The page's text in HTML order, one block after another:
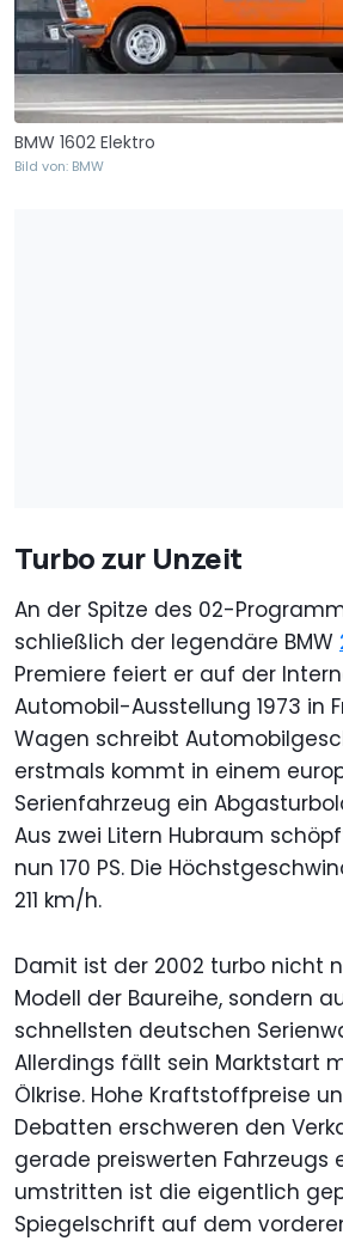
BMW 1602 Elektro
Bild von: BMW
Turbo zur Unzeit
An der Spitze des 02-
schließlich der legendäre BMW
Premiere feiert er auf der
Automobil-Ausstellung 1973 in
Wagen schreibt
erstmals kommt in einem
Serienfahrzeug ein
Aus zwei Litern Hubraum
nun 170 PS. Die
211 km/h.
Damit ist der 2002 turbo nicht
Modell der Baureihe, sondern
schnellsten deutschen
Allerdings fällt sein Marktstart
Ölkrise. Hohe Kraftstoffpreise
Debatten erschweren den
gerade preiswerten Fahrzeugs
umstritten ist die eigentlich
Spiegelschrift auf dem